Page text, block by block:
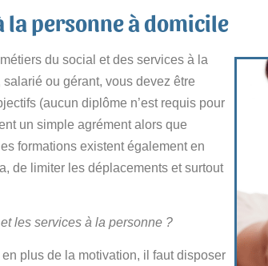
la personne à domicile
du social et des services à la
ou gérant, vous devez être
(aucun diplôme n’est requis pour
un simple agrément alors que
formations existent également en
de limiter les déplacements et surtout
les services à la personne ?
plus de la motivation, il faut disposer